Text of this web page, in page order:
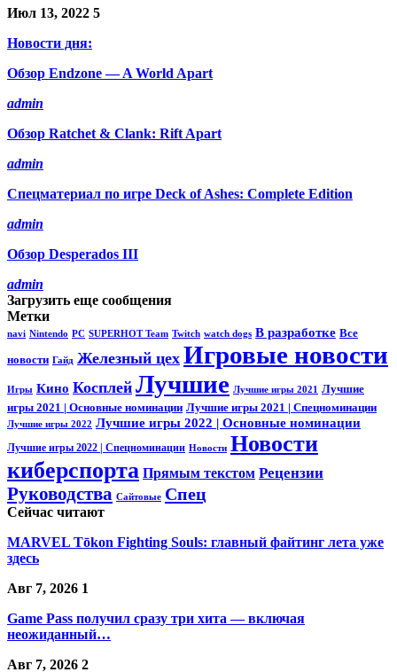
Июл 13, 2022 5
Новости дня:
Обзор Endzone — A World Apart
admin
Обзор Ratchet & Clank: Rift Apart
admin
Спецматериал по игре Deck of Ashes: Complete Edition
admin
Обзор Desperados III
admin
Загрузить еще сообщения
Метки
navi Nintendo PC SUPERHOT Team Twitch watch dogs В разработке Все
новости Гайд Железный цех Игровые новости
Игры Кино Косплей Лучшие Лучшие игры 2021
Лучшие
игры 2021 | Основные номинации Лучшие игры 2021 | Спецноминации
Лучшие игры 2022 Лучшие игры 2022 | Основные номинации
Лучшие игры 2022 | Спецноминации Новости Новости
киберспорта Прямым текстом Рецензии
Руководства Сайтовые Спец
Сейчас читают
MARVEL Tōkon Fighting Souls: главный файтинг лета уже
здесь
Авг 7, 2026 1
Game Pass получил сразу три хита — включая
неожиданный…
Авг 7, 2026 2